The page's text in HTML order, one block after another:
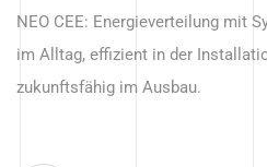
NEO CEE: Energieverteilung mit
im Alltag, effizient in der
zukunftsfähig im Ausbau.
Anwendungen – robust, IP-
zukunftsfähig.